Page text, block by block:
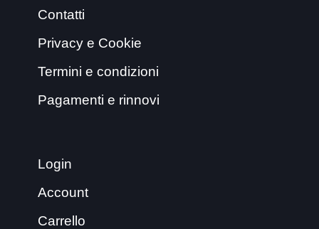
Contatti
Privacy e Cookie
Termini e condizioni
Pagamenti e rinnovi
Login
Account
Carrello